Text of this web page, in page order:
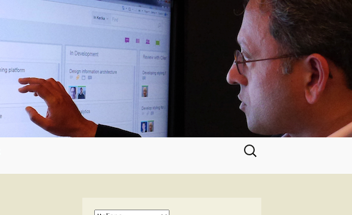
Ricerca
per: